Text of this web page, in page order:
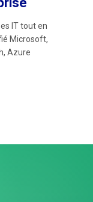
IT tout en
Microsoft,
Azure